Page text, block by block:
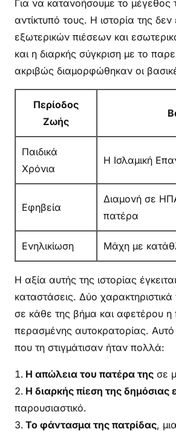
Για να κατανοήσουμε το
αντίκτυπό τους. Η ιστορία της
εξωτερικών πιέσεων και
και η διαρκής σύγκριση με το
ακριβώς διαμορφώθηκαν οι
Περίοδος
Ζωής
Παιδικά
Χρόνια
Η Ισλαμική
Εφηβεία
Διαμονή σε
πατέρα
Ενηλικίωση Μάχη με
Η αξία αυτής της ιστορίας
καταστάσεις. Δύο
σε κάθε της βήμα και αφετέρου η
περασμένης αυτοκρατορίας.
που τη στιγμάτισαν ήταν πολλά:
Η απώλεια του πατέρα της σε
Η διαρκής πίεση της δημόσιας
παρουσιαστικό.
Το φάντασμα της πατρίδας,